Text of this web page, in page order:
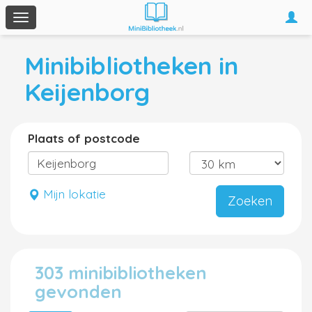
Toggle
navigation
Minibibliotheken in
Keijenborg
Plaats of postcode
Mijn lokatie Zoeken
303 minibibliotheken
gevonden